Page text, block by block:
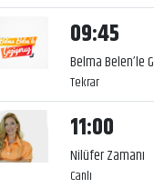
09:45
Belma Belen’le
Tekrar
11:00
Nilüfer Zamanı
Canlı